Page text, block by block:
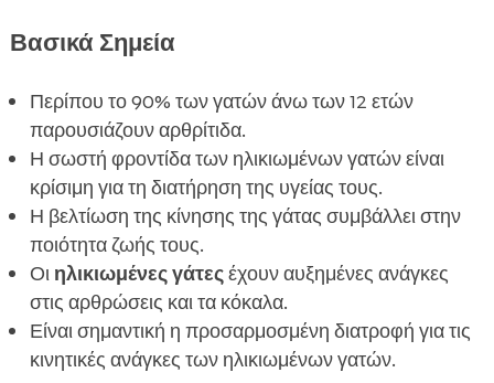
Πρακτικές συμβουλές
Προϊόντα που μπορούν να βοηθήσουν
Συμπέρασμα
 FAQ
Βασικά Σημεία
Περίπου το 90% των γατών άνω των 12 ετών
παρουσιάζουν αρθρίτιδα.
Η σωστή φροντίδα των ηλικιωμένων γατών είναι
κρίσιμη για τη διατήρηση της υγείας τους.
Η βελτίωση της κίνησης της γάτας συμβάλλει στην
ποιότητα ζωής τους.
Οι ηλικιωμένες γάτεςέχουν αυξημένες ανάγκες
στις αρθρώσεις και τα κόκαλα.
Είναι σημαντική η προσαρμοσμένη διατροφή για τις
κινητικές ανάγκες των ηλικιωμένων γατών.